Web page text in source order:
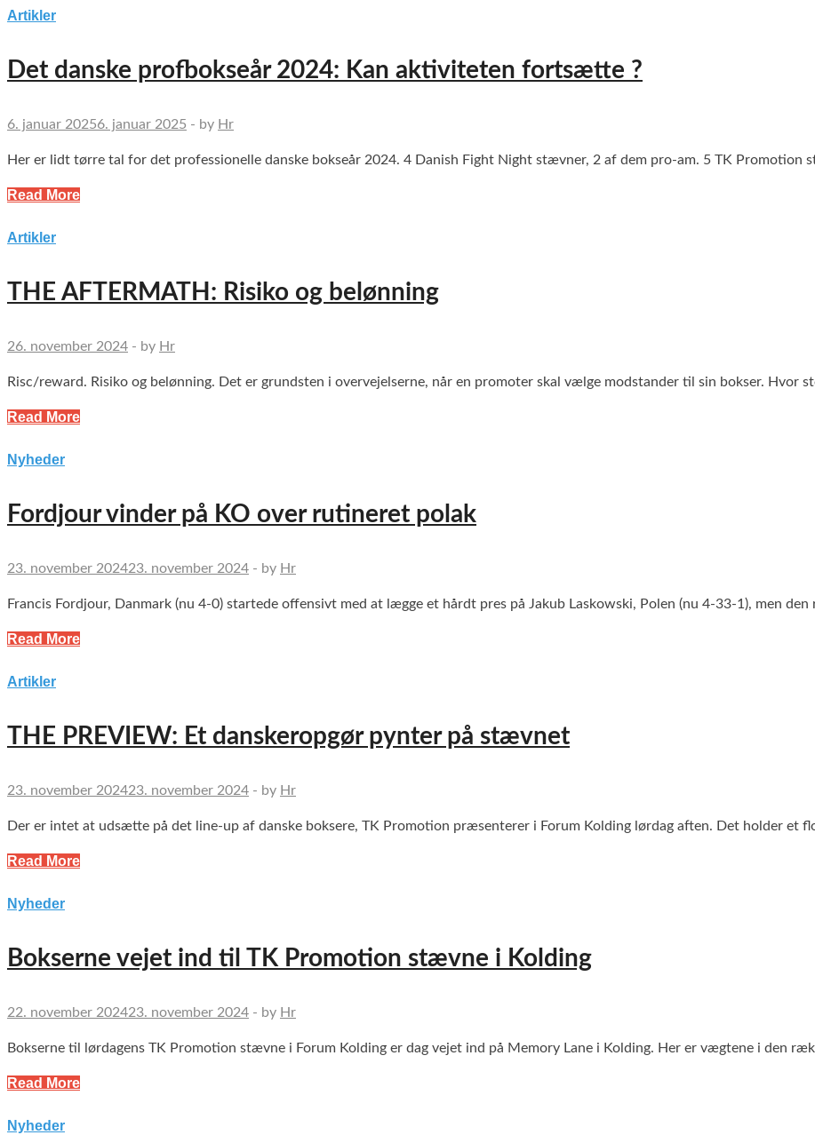
Artikler
Det danske profbokseår 2024: Kan aktiviteten fortsætte ?
6. januar 20256. januar 2025 - by Hr
Her er lidt tørre tal for det professionelle danske bokseår 2024. 4 Danish Fight Night stævner, 2 af dem pro-am. 5 TK Promotion
Read More
Artikler
THE AFTERMATH: Risiko og belønning
26. november 2024 - by Hr
Risc/reward. Risiko og belønning. Det er grundsten i overvejelserne, når en promoter skal vælge modstander til sin bokser. Hvor
Read More
Nyheder
Fordjour vinder på KO over rutineret polak
23. november 202423. november 2024 - by Hr
Francis Fordjour, Danmark (nu 4-0) startede offensivt med at lægge et hårdt pres på Jakub Laskowski, Polen (nu 4-33-1), men
Read More
Artikler
THE PREVIEW: Et danskeropgør pynter på stævnet
23. november 202423. november 2024 - by Hr
Der er intet at udsætte på det line-up af danske boksere, TK Promotion præsenterer i Forum Kolding lørdag aften. Det holder et
Read More
Nyheder
Bokserne vejet ind til TK Promotion stævne i Kolding
22. november 202423. november 2024 - by Hr
Bokserne til lørdagens TK Promotion stævne i Forum Kolding er dag vejet ind på Memory Lane i Kolding. Her er vægtene i den
Read More
Nyheder